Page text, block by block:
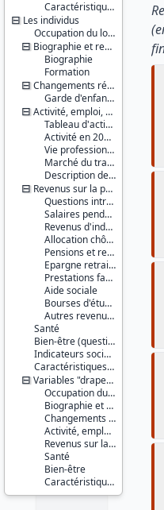
Caractéristiques d'enquête
Les individus
Occupation du logement
Biographie et ressources culturelles
Biographie
Formation
Changements récents et jeunes enfants
Garde d'enfants âgés de 12 ans ou moins
Activité, emploi, profession
Tableau d'activité
Activité en 2010 et 2011
Vie professionnelle
Marché du travail
Description de l'activité ou ancienne activité
Revenus sur la période de référence
Questions introductives
Salaires pendant la période de référence
Revenus d'indépendants non salariés
Allocation chômage
Pensions et retraites
Epargne retraite
Prestations familiales
Aide sociale
Bourses d'études
Autres revenus et divers
Santé
Bien-être (questionnaire auto-administré inclus)
Indicateurs sociaux (IS1)
Caractéristiques d'enquête
Variables "drapeau"
Occupation du logement
Biographie et ressources culturelles
Changements récents et jeunes enfants
Activité, emploi, profession
Revenus sur la période de référence
Santé
Bien-être
Caractéristiques d'enquête